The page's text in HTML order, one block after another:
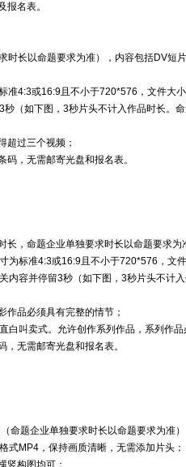
报名表。
时长以命题要求为准），内容包括DV短
准4:3或16:9且不小于720*576，文件大
秒（如下图，3秒片头不计入作品时长。
超过三个视频；
，无需邮寄光盘和报名表。
长，命题企业单独要求时长以命题要求
为标准4:3或16:9且不小于720*576，文
内容并停留3秒（如下图，3秒片头不计
作品必须具有完整的情节；
白叫卖式。允许创作系列作品，系列作
，无需邮寄光盘和报名表。
命题企业单独要求时长以命题要求为准
式MP4，保持画质清晰，无需添加片头；
竖构图均可；